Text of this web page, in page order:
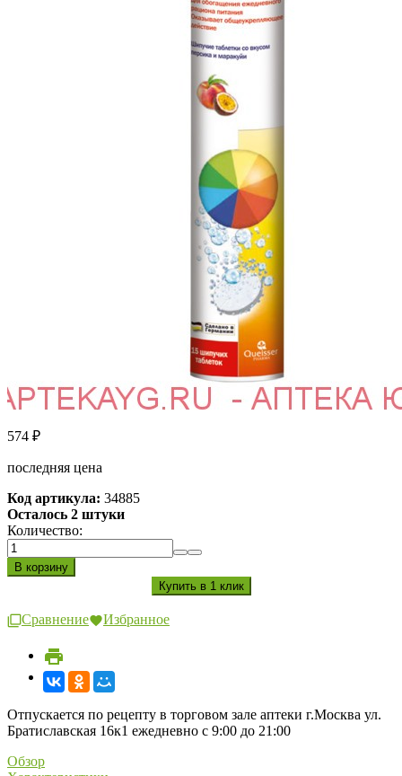
574 ₽
последняя цена
Код артикула: 34885
Осталось 2 штуки
Количество:
Сравнение Избранное
Отпускается по рецепту в торговом зале аптеки г.Москва ул.
Братиславская 16к1 ежедневно с 9:00 до 21:00
Обзор